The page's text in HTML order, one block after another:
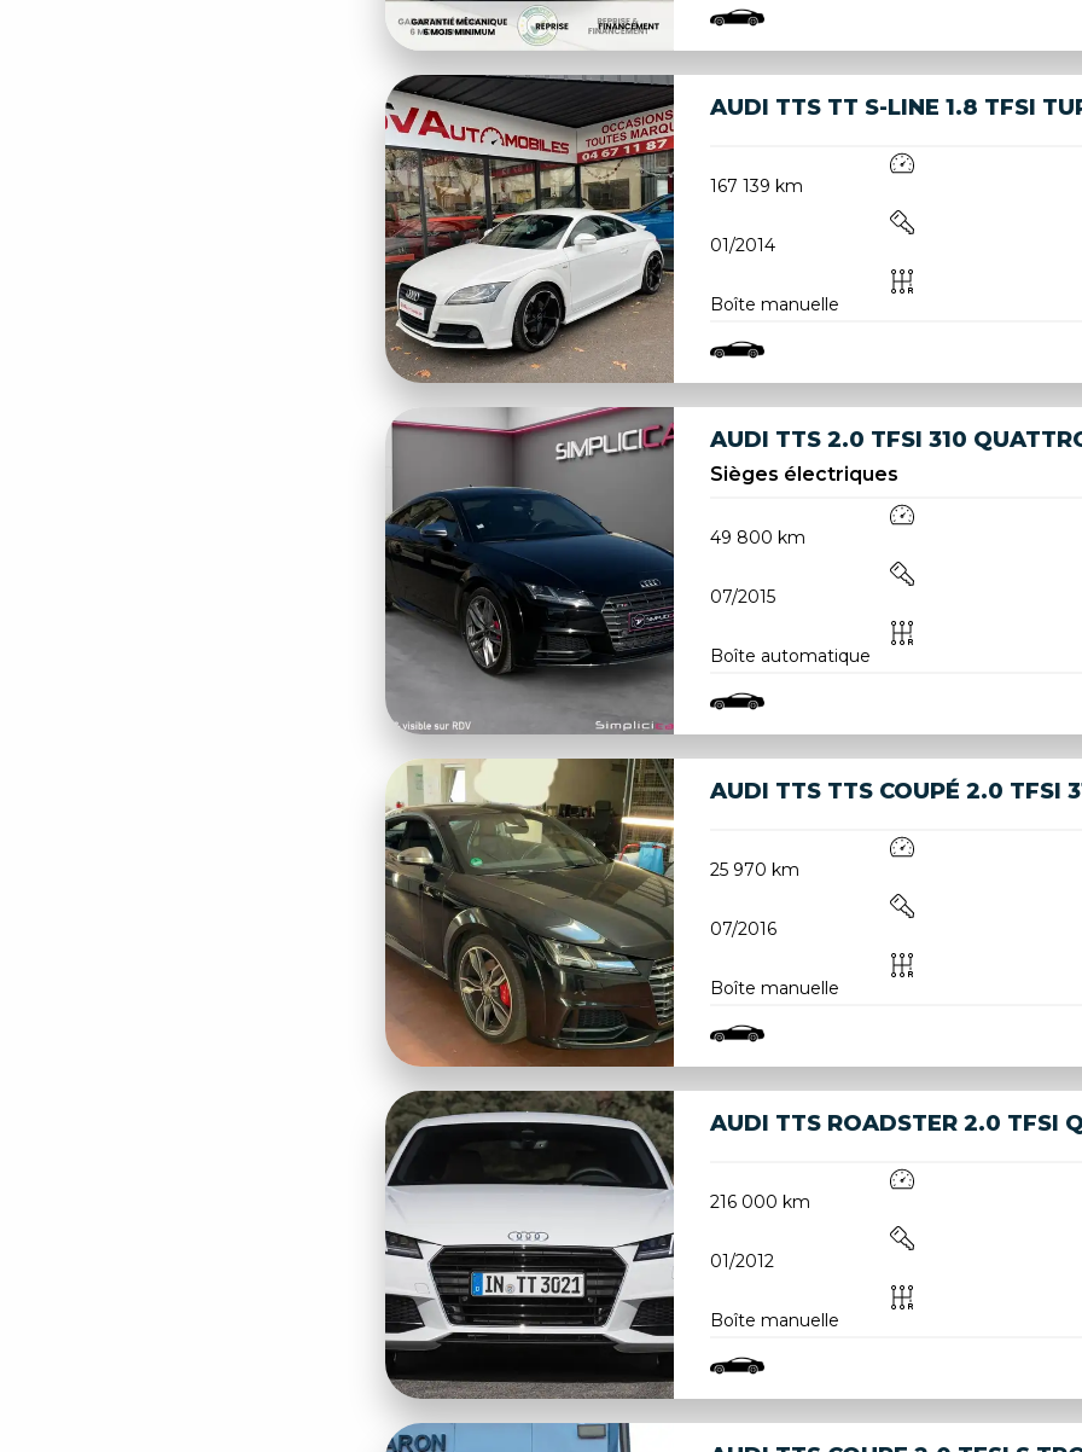
AUDI TTS TT S-LINE 1.8 TFSI
167 139 km
01/2014
Boîte manuelle
AUDI TTS 2.0 TFSI 310
Sièges électriques
49 800 km
07/2015
Boîte automatique
AUDI TTS TTS COUPÉ 2.0 TFSI
25 970 km
07/2016
Boîte manuelle
AUDI TTS ROADSTER 2.0 TFSI
216 000 km
01/2012
Boîte manuelle